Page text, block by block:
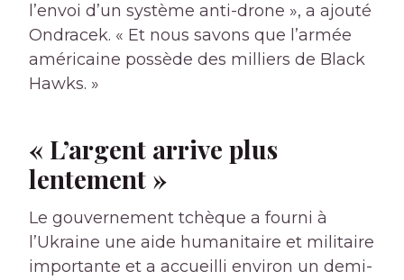
l’envoi d’un système anti-drone », a ajouté
Ondracek. « Et nous savons que l’armée
américaine possède des milliers de Black
Hawks. »
« L’argent arrive plus
lentement »
Le gouvernement tchèque a fourni à
l’Ukraine une aide humanitaire et militaire
importante et a accueilli environ un demi-